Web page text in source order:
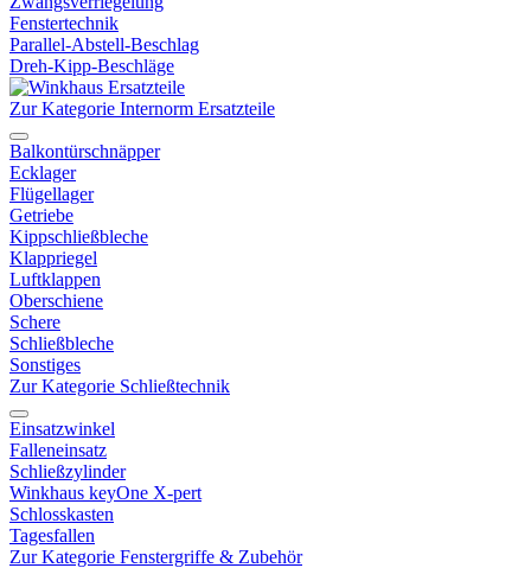
Fenstertechnik
Parallel-Abstell-Beschlag
Dreh-Kipp-Beschläge
Zur Kategorie Internorm Ersatzteile
Balkontürschnäpper
Ecklager
Flügellager
Getriebe
Kippschließbleche
Klappriegel
Luftklappen
Oberschiene
Schere
Schließbleche
Sonstiges
Zur Kategorie Schließtechnik
Einsatzwinkel
Falleneinsatz
Schließzylinder
Winkhaus keyOne X-pert
Schlosskasten
Tagesfallen
Zur Kategorie Fenstergriffe & Zubehör